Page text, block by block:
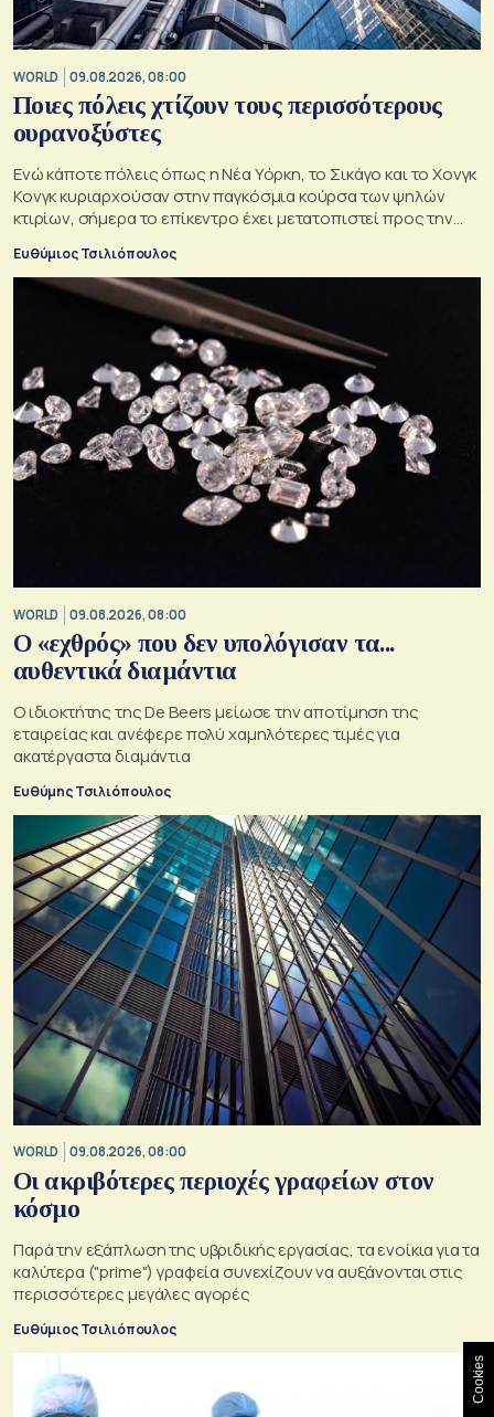
WORLD 09.08.2026, 08:00
Ποιες πόλεις χτίζουν τους περισσότερους
ουρανοξύστες
Ενώ κάποτε πόλεις όπως η Νέα Υόρκη, το Σικάγο και το Χονγκ
Κονγκ κυριαρχούσαν στην παγκόσμια κούρσα των ψηλών
κτιρίων, σήμερα το επίκεντρο έχει μετατοπιστεί προς την
Ευθύμιος Τσιλιόπουλος
WORLD 09.08.2026, 08:00
Ο «εχθρός» που δεν υπολόγισαν τα...
αυθεντικά διαμάντια
Ο ιδιοκτήτης της De Beers μείωσε την αποτίμηση της
εταιρείας και ανέφερε πολύ χαμηλότερες τιμές για
ακατέργαστα διαμάντια
Ευθύμης Τσιλιόπουλος
WORLD 09.08.2026, 08:00
Οι ακριβότερες περιοχές γραφείων στον
κόσμο
Παρά την εξάπλωση της υβριδικής εργασίας, τα ενοίκια για τα
καλύτερα ("prime") γραφεία συνεχίζουν να αυξάνονται στις
περισσότερες μεγάλες αγορές
Ευθύμιος Τσιλιόπουλος
Cookies